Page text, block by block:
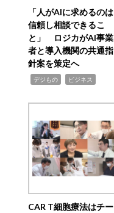
「人がAIに求めるのは
信頼し相談できるこ
と」 ロジカがAI事業
者と導入機関の共通指
針案を策定へ
デジもの ビジネス
CAR T細胞療法はチー